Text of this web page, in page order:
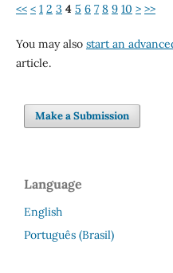
<< < 1 2 3 4 5 6 7 8 9 10 > >>
You may also start an
article.
Make a Submission
Language
English
Português (Brasil)